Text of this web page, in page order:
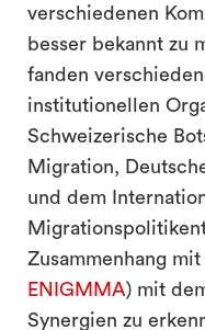
verschiedenen
besser bekannt zu
fanden
institutionellen
Schweizerische
Migration,
und dem
Zusammenhang
ENIGMMA) mit
Synergien zu